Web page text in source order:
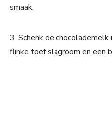
smaak.
3. Schenk de
flinke toef slagroom en een